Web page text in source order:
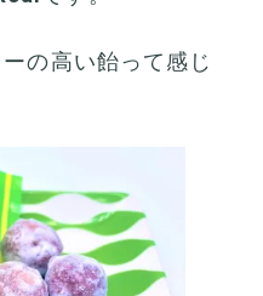
の高い飴って感じ